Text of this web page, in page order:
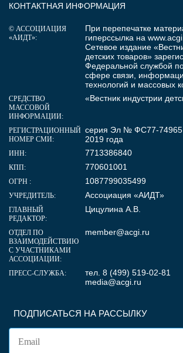
ПОДПИСАТЬСЯ НА РАССЫЛКУ
КОНТАКТНАЯ ИНФОРМАЦИЯ
© АССОЦИАЦИЯ
«АИДТ»:
При перепечатке
гиперссылка на
Сетевое издание
детских товаров»
Федеральной службой
сфере связи,
технологий и массовых
СРЕДСТВО
МАССОВОЙ
ИНФОРМАЦИИ:
«Вестник индустрии
РЕГИСТРАЦИОННЫЙ
НОМЕР СМИ:
серия Эл № ФС77-74965
2019 года
ИНН: 7713386840
КПП: 770601001
ОГРН : 1087799035499
УЧРЕДИТЕЛЬ: Ассоциация «АИДТ»
ГЛАВНЫЙ
РЕДАКТОР:
Цицулина А.В.
ОТДЕЛ ПО
ВЗАИМОДЕЙСТВИЮ
С УЧАСТНИКАМИ
АССОЦИАЦИИ:
member@acgi.ru
ПРЕСС-СЛУЖБА:
тел. 8 (499) 519-02-81
media@acgi.ru